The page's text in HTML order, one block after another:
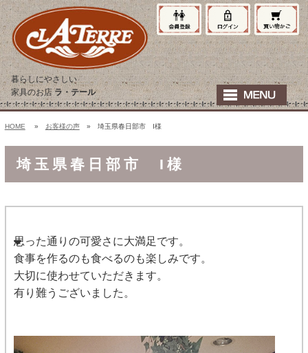
暮らしにやさしい
家具のお店ラ・テール
HOME » お客様の声» 埼玉県春日部市 I様
埼玉県春日部市 I様
思った通りの可愛さに大満足です。
食事を作るのも食べるのも楽しみです。
大切に使わせていただきます。
有り難うございました。